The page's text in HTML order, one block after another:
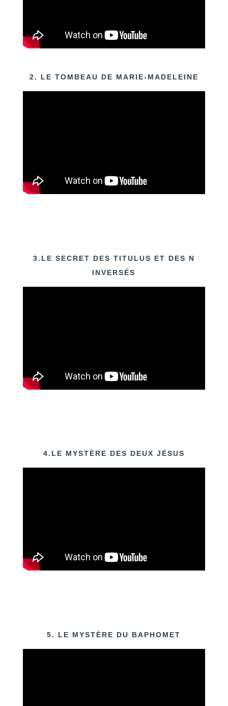
2. LE TOMBEAU DE MARIE-MADELEINE
3.LE SECRET DES TITULUS ET DES N
INVERSÉS
4.LE MYSTÈRE DES DEUX JÉSUS
5. LE MYSTÈRE DU BAPHOMET